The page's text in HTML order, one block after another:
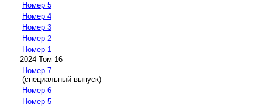
Номер 5
Номер 4
Номер 3
Номер 2
Номер 1
2024 Том 16
Номер 7
(специальный выпуск)
Номер 6
Номер 5